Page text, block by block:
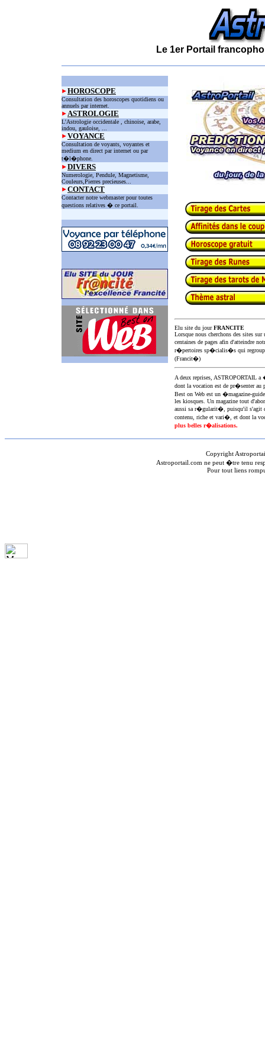
Le 1er Portail
HOROSCOPE
Consultation des horoscopes quotidiens ou
annuels par internet.
ASTROLOGIE
L'Astrologie occidentale , chinoise, arabe,
indou, gauloise, ...
VOYANCE
Consultation de voyants, voyantes et
medium en direct par internet ou par
t�l�phone.
DIVERS
Numerologie, Pendule, Magnetisme,
Couleurs,Pierres precieuses...
CONTACT
Contacter notre webmaster pour toutes
questions relatives � ce portail.
Elu site du jourFRANCITE
Lorsque nous cherchons des sites
centaines de pages afin d'atteindre
r�pertoires sp�cialis�s qui
(Francit�)
A deux reprises,
dont la vocation est de pr�senter au
Best on Web est un �magazine-
les kiosques. Un magazine tout
aussi sa r�gularit�, puisqu'il s'agit
contenu, riche et vari�, et dont la
plus belles r�alisations.
Copyright
Astroportail.com ne peut �tre tenu
Pour tout liens